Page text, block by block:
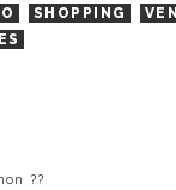
SHOPPING
??